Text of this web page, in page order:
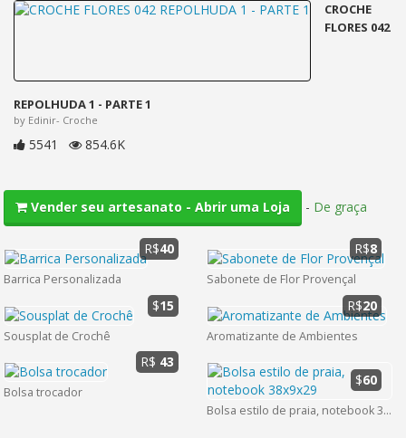
CROCHE
FLORES 042
REPOLHUDA 1 - PARTE 1
by Edinir- Croche
5541 854.6K
Vender seu artesanato - Abrir uma Loja - De graça
Barrica Personalizada
R$40
Sabonete de Flor Provençal
R$8
Sousplat de Crochê
$15
Aromatizante de Ambientes
R$20
Bolsa trocador
R$ 43
Bolsa estilo de praia, notebook 38x9x29
$60